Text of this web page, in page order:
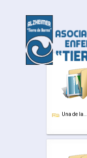
Una de la...